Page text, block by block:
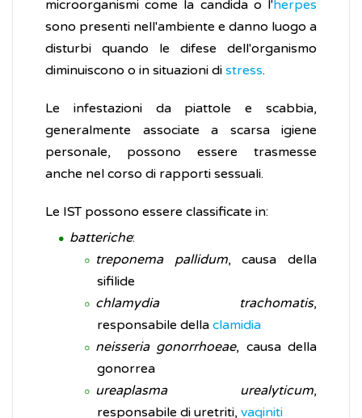
microorganismi come la candida o l'herpes
sono presenti nell'ambiente e danno luogo a
disturbi quando le difese dell'organismo
diminuiscono o in situazioni di stress.
Le infestazioni da piattole e scabbia,
generalmente associate a scarsa igiene
personale, possono essere trasmesse
anche nel corso di rapporti sessuali.
Le IST possono essere classificate in:
batteriche:
treponema pallidum, causa della
sifilide
chlamydia trachomatis,
responsabile della clamidia
neisseria gonorrhoeae, causa della
gonorrea
ureaplasma urealyticum,
responsabile di uretriti, vaginiti